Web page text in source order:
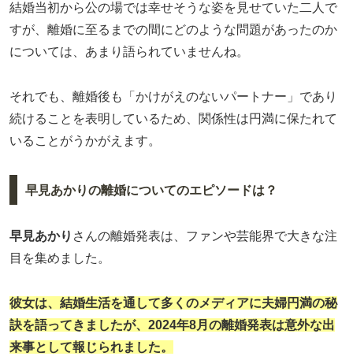
結婚当初から公の場では幸せそうな姿を見せていた二人で
すが、離婚に至るまでの間にどのような問題があったのか
については、あまり語られていませんね。
それでも、離婚後も「かけがえのないパートナー」であり
続けることを表明しているため、関係性は円満に保たれて
いることがうかがえます。
早見あかりの離婚についてのエピソードは？
早見あかり さんの離婚発表は、ファンや芸能界で大きな注
目を集めました。
彼女は、結婚生活を通して多くのメディアに夫婦円満の秘
訣を語ってきましたが、2024年8月の離婚発表は意外な出
来事として報じられました。